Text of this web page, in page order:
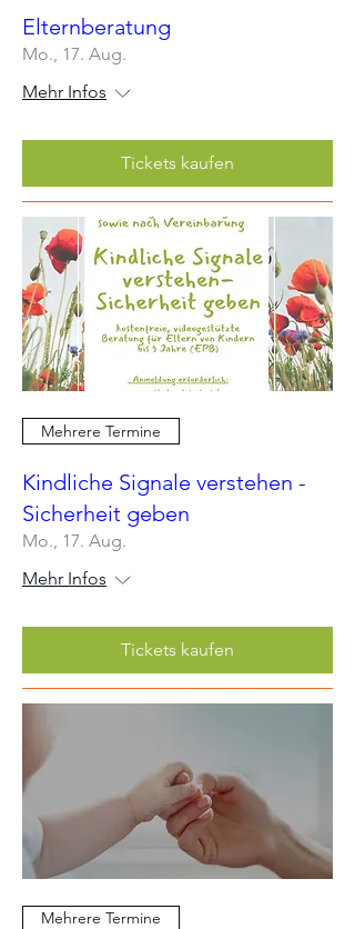
Elternberatung
Mo., 17. Aug.
Mehr Infos
Tickets kaufen
Mehrere Termine
Kindliche Signale verstehen -
Sicherheit geben
Mo., 17. Aug.
Mehr Infos
Tickets kaufen
Mehrere Termine